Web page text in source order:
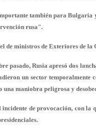
también para Bulgaria
rusa".
de ministros de Exteriores de
pasado, Rusia apresó dos
un sector temporalmente
una maniobra peligrosa y
de provocación, con la